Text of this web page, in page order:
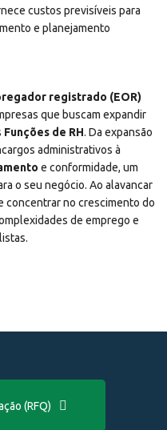
custos previsíveis para
e planejamento
registrado (EOR)
que buscam expandir
Funções de RH. Da expansão
administrativos à
e conformidade, um
o seu negócio. Ao alavancar
concentrar no crescimento do
de emprego e
(RFQ)